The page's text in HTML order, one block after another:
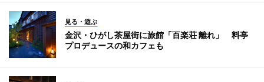
見る・遊ぶ
金沢・ひがし茶屋街に旅館「百楽荘 離れ」 料亭
プロデュースの和カフェも